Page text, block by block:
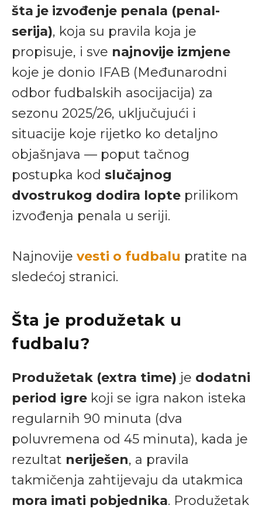
šta je izvođenje penala (penal-
serija), koja su pravila koja je
propisuje, i sve najnovije izmjene
koje je donio IFAB (Međunarodni
odbor fudbalskih asocijacija) za
sezonu 2025/26, uključujući i
situacije koje rijetko ko detaljno
objašnjava — poput tačnog
postupka kod slučajnog
dvostrukog dodira lopte prilikom
izvođenja penala u seriji.
Najnovije vesti o fudbalu pratite na
sledećoj stranici.
Šta je produžetak u
fudbalu?
Produžetak (extra time) je dodatni
period igre koji se igra nakon isteka
regularnih 90 minuta (dva
poluvremena od 45 minuta), kada je
rezultat neriješen, a pravila
takmičenja zahtijevaju da utakmica
mora imati pobjednika. Produžetak